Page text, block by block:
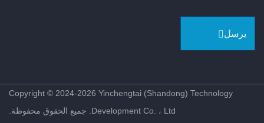
يرسل
Copyright © 2024-2026 Yinchengtai (Shandong) Technology
Development Co. ، Ltd. جميع الحقوق محفوظة.